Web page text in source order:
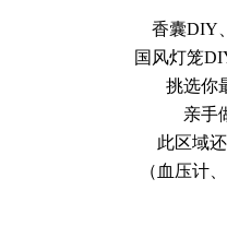
香囊DIY
国风灯笼
挑选你
亲手
此区域
（血压计